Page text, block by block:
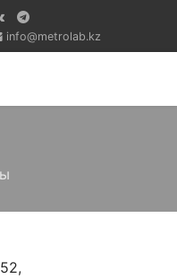
info@metrolab.kz